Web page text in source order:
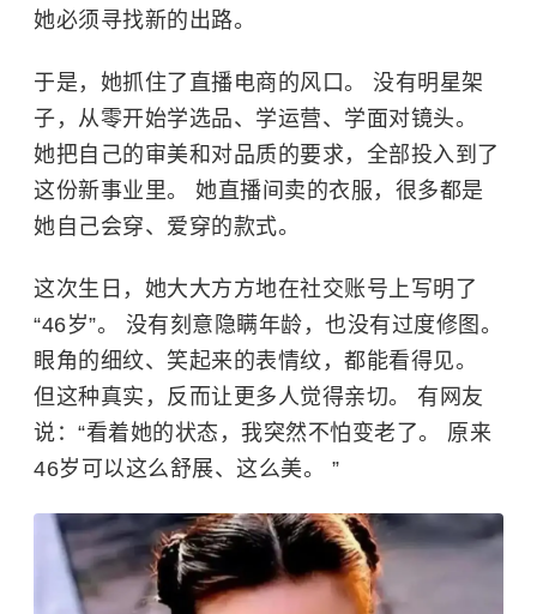
她必须寻找新的出路。
于是，她抓住了直播电商的风口。 没有明星架
子，从零开始学选品、学运营、学面对镜头。
她把自己的审美和对品质的要求，全部投入到了
这份新事业里。 她直播间卖的衣服，很多都是
她自己会穿、爱穿的款式。
这次生日，她大大方方地在社交账号上写明了
“46岁”。 没有刻意隐瞒年龄，也没有过度修图。
眼角的细纹、笑起来的表情纹，都能看得见。
但这种真实，反而让更多人觉得亲切。 有网友
说：“看着她的状态，我突然不怕变老了。 原来
46岁可以这么舒展、这么美。 ”